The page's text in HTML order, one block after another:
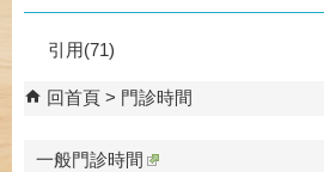
引用(71)
回首頁 門診時間
一般門診時間